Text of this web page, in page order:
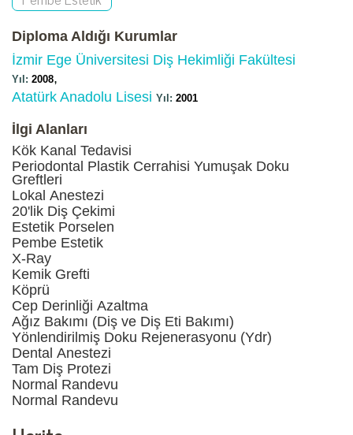
Diploma Aldığı Kurumlar
İzmir Ege Üniversitesi Diş Hekimliği Fakültesi
2008,
Atatürk Anadolu Lisesi
2001
İlgi Alanları
Kök Kanal Tedavisi
Periodontal Plastik Cerrahisi Yumuşak Doku
Greftleri
Lokal Anestezi
20'lik Diş Çekimi
Estetik Porselen
Pembe Estetik
X-Ray
Kemik Grefti
Köprü
Cep Derinliği Azaltma
Ağız Bakımı (Diş ve Diş Eti Bakımı)
Yönlendirilmiş Doku Rejenerasyonu (Ydr)
Dental Anestezi
Tam Diş Protezi
Normal Randevu
Normal Randevu